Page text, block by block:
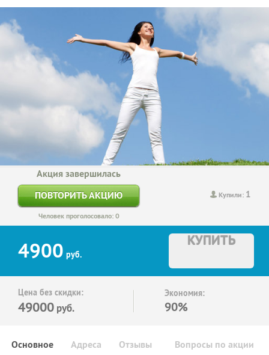
Купили: 1
Акция завершилась
ПОВТОРИТЬ АКЦИЮ
Человек проголосовало: 0
4900 руб.
КУПИТЬ
Цена без скидки:
49000 руб.
Экономия:
90%
Основное Отзывы Вопросы по акции
Адреса